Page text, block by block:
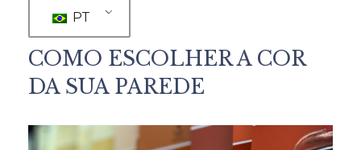
PT
COMO ESCOLHER A COR
DA SUA PAREDE